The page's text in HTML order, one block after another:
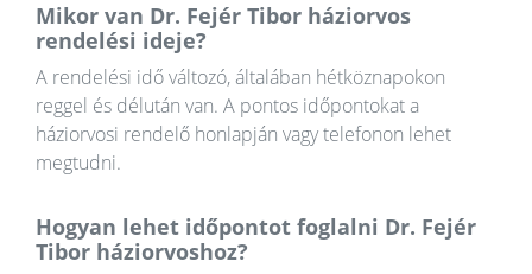
Mikor van Dr. Fejér Tibor háziorvos
rendelési ideje?
A rendelési idő változó, általában hétköznapokon
reggel és délután van. A pontos időpontokat a
háziorvosi rendelő honlapján vagy telefonon lehet
megtudni.
Hogyan lehet időpontot foglalni Dr. Fejér
Tibor háziorvoshoz?